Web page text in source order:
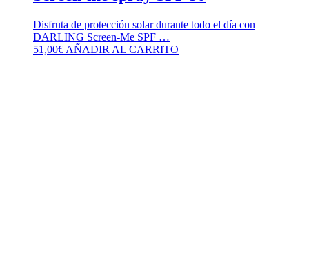
Disfruta de protección solar durante todo el día con
DARLING Screen-Me SPF …
51,00€ AÑADIR AL CARRITO